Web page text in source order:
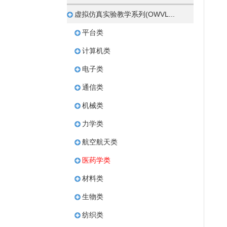
虚拟仿真实验教学系列(OWVL...
平台类
计算机类
电子类
通信类
机械类
力学类
航空航天类
医药学类
材料类
生物类
纺织类